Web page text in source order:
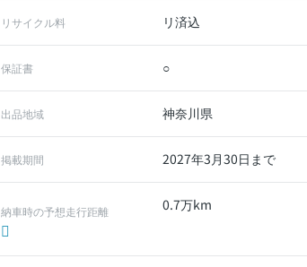
リサイクル料 リ済込
保証書 ○
出品地域 神奈川県
掲載期間 2027年3月30日まで
納車時の予想走行距離 0.7万km